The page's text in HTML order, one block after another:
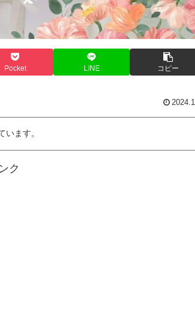
Pocket LINE コピー
います。
ク